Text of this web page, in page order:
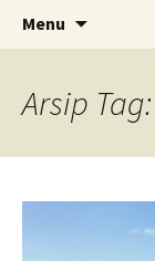
Menu
Arsip